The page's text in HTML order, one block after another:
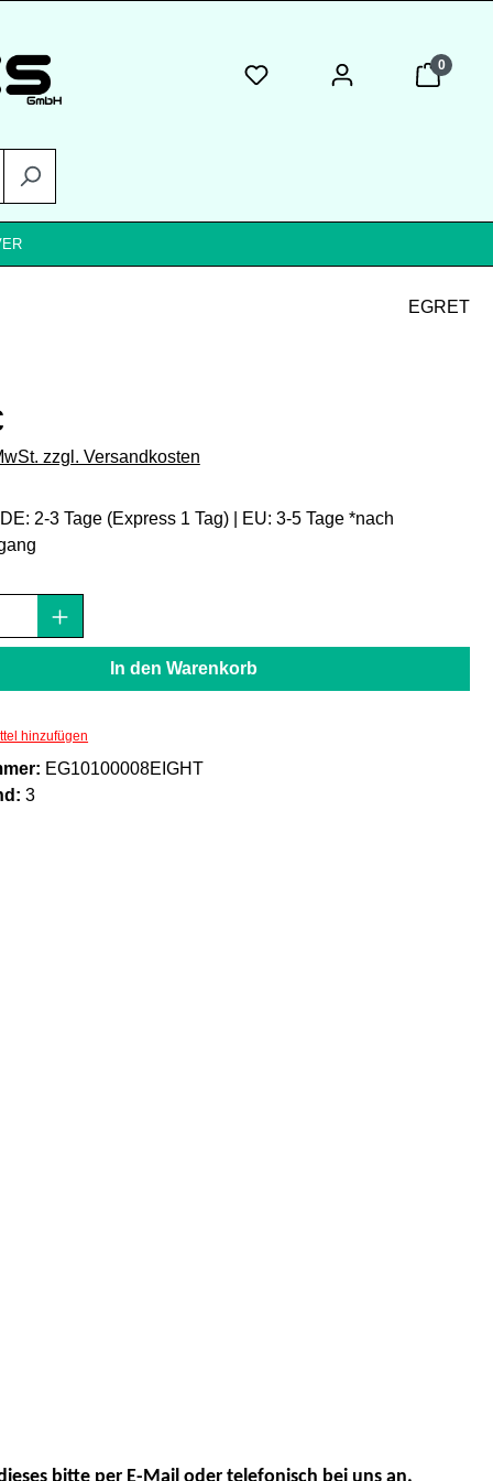
0
EGRET
zzgl. Versandkosten
2-3 Tage (Express 1 Tag) | EU: 3-5 Tage *nach
Gib den gewünschten Wert ein
In den Warenkorb
hinzufügen
EG10100008EIGHT
3
bitte per E-Mail oder telefonisch bei uns an.